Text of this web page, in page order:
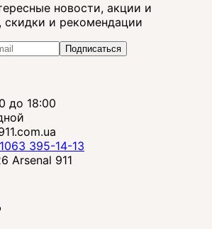
новости, акции и
скидки и рекомендации
Подписаться
до 18:00
063 395-14-13
Arsenal 911